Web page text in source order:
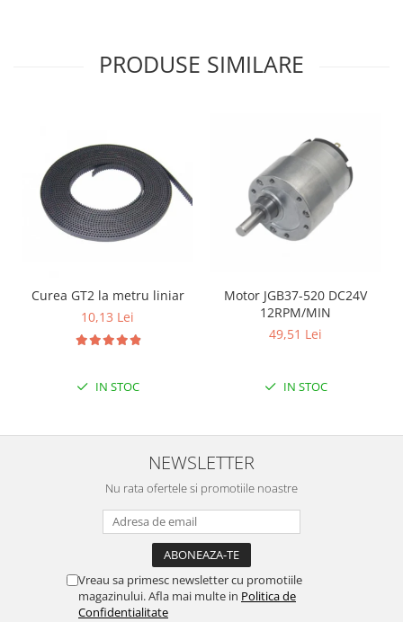
PRODUSE SIMILARE
Curea GT2 la metru liniar
10,13 Lei
IN STOC
Motor JGB37-520 DC24V
12RPM/MIN
49,51 Lei
IN STOC
NEWSLETTER
Nu rata ofertele si promotiile noastre
Vreau sa primesc newsletter cu promotiile
magazinului. Afla mai multe in Politica de
Confidentialitate